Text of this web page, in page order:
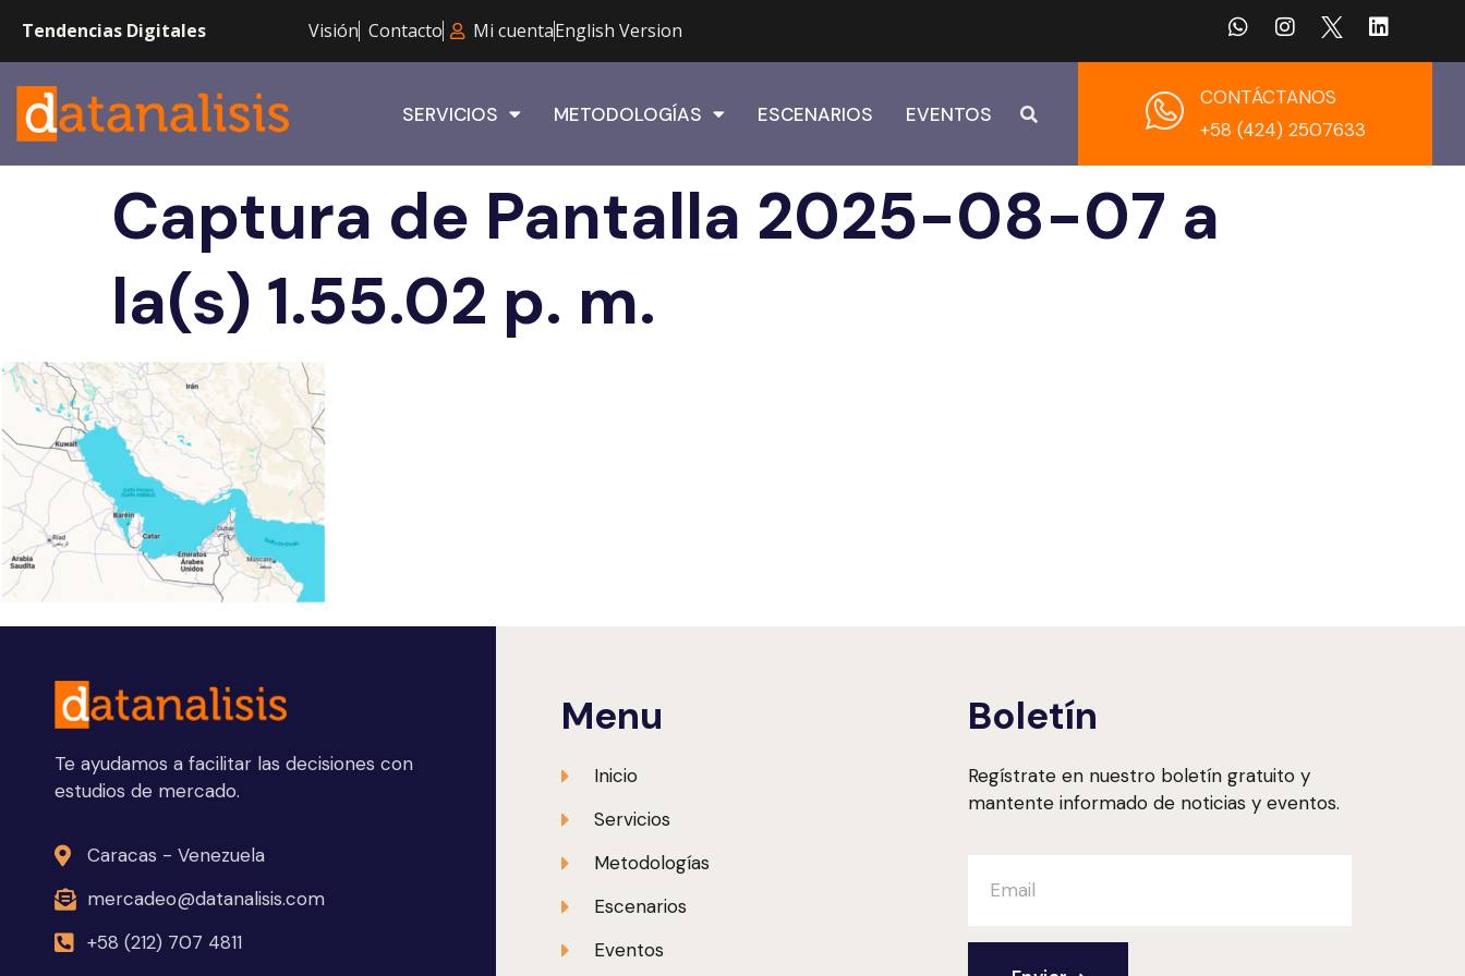
Tendencias Digitales Visión Contacto Mi cuentaEnglish Version
SERVICIOS METODOLOGÍAS ESCENARIOS EVENTOS
CONTÁCTANOS
+58 (424) 2507633
Captura de Pantalla 2025-08-07 a
la(s) 1.55.02 p. m.
Te ayudamos a facilitar las decisiones con
estudios de mercado.
Caracas - Venezuela
mercadeo@datanalisis.com
+58 (212) 707 4811
Menu
Inicio
Servicios
Metodologías
Escenarios
Eventos
Boletín
Regístrate en nuestro boletín gratuito y
mantente informado de noticias y eventos.